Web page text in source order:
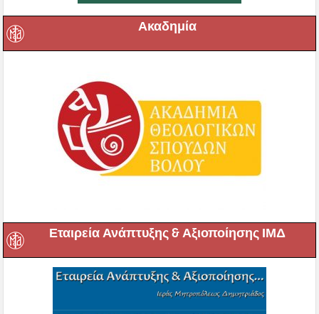
Ακαδημία
Εταιρεία Ανάπτυξης & Αξιοποίησης ΙΜΔ